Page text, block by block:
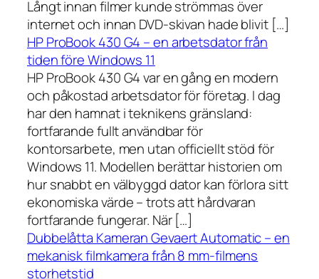
Långt innan filmer kunde strömmas över
internet och innan DVD-skivan hade blivit […]
HP ProBook 430 G4 – en arbetsdator från
tiden före Windows 11
HP ProBook 430 G4 var en gång en modern
och påkostad arbetsdator för företag. I dag
har den hamnat i teknikens gränsland:
fortfarande fullt användbar för
kontorsarbete, men utan officiellt stöd för
Windows 11. Modellen berättar historien om
hur snabbt en välbyggd dator kan förlora sitt
ekonomiska värde – trots att hårdvaran
fortfarande fungerar. När […]
Dubbelåtta Kameran Gevaert Automatic – en
mekanisk filmkamera från 8 mm-filmens
storhetstid